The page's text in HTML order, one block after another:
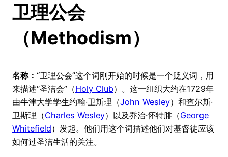
卫理公会
（Methodism）
名称： “卫理公会”这个词刚开始的时候是一个贬义词，用
来描述“圣洁会”（Holy Club）。这一组织大约在1729年
由牛津大学学生约翰·卫斯理（John Wesley）和查尔斯·
卫斯理（Charles Wesley）以及乔治·怀特腓（George
Whitefield）发起。他们用这个词描述他们对基督徒应该
如何过圣洁生活的关注。